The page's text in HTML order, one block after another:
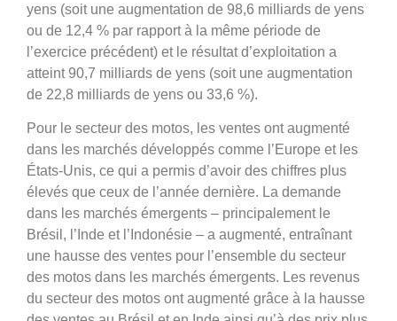
yens (soit une augmentation de 98,6 milliards de yens
ou de 12,4 % par rapport à la même période de
l’exercice précédent) et le résultat d’exploitation a
atteint 90,7 milliards de yens (soit une augmentation
de 22,8 milliards de yens ou 33,6 %).
Pour le secteur des motos, les ventes ont augmenté
dans les marchés développés comme l’Europe et les
États-Unis, ce qui a permis d’avoir des chiffres plus
élevés que ceux de l’année dernière. La demande
dans les marchés émergents – principalement le
Brésil, l’Inde et l’Indonésie – a augmenté, entraînant
une hausse des ventes pour l’ensemble du secteur
des motos dans les marchés émergents. Les revenus
du secteur des motos ont augmenté grâce à la hausse